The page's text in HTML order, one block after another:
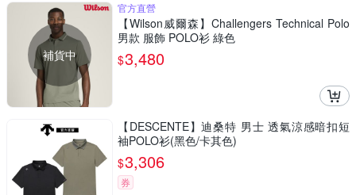
補貨中
官方直營
【Wilson威爾森】Challengers Technical Polo
男款 服飾 POLO衫 綠色
$3,480
【DESCENTE】迪桑特 男士 透氣涼感暗扣短
袖POLO衫(黑色/卡其色)
$3,306
券